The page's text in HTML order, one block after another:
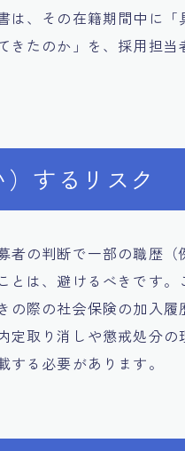
は、その在籍期間中に
きたのか」を、採用担
するリスク
の判断で一部の職歴（
とは、避けるべきです
の際の社会保険の加入
取り消しや懲戒処分の
る必要があります。